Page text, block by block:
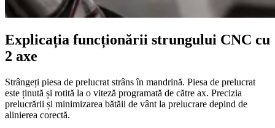
Explicația funcționării strungului CNC cu
2 axe
Strângeți piesa de prelucrat strâns în mandrină. Piesa de prelucrat
este ținută și rotită la o viteză programată de către ax. Precizia
prelucrării și minimizarea bătăii de vânt la prelucrare depind de
alinierea corectă.